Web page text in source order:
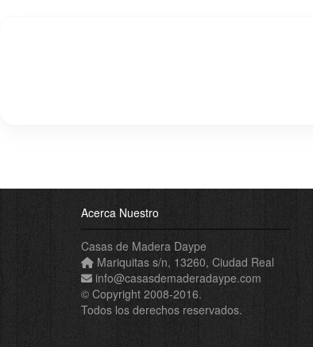
Acerca Nuestro
Casas de Madera Daype
Mariquitas s/n, 13260, Ciudad Real
info@casasdemaderadaype.com
© Copyright 2008-2016.
Todos los derechos reservados.